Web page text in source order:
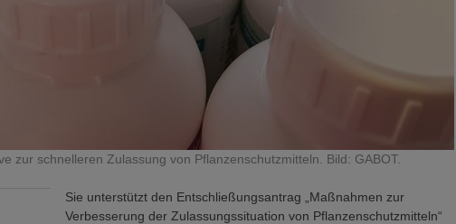
zur schnelleren Zulassung von Pflanzenschutzmitteln. Bild: GABOT.
Sie unterstützt den Entschließungsantrag „Maßnahmen zur
Verbesserung der Zulassungssituation von Pflanzenschutzmitteln“